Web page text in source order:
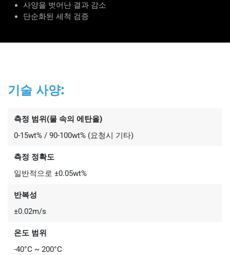
사양을 벗어난 결과 감소
단순화된 세척 검증
기술 사양:
측정 범위(물 속의 에탄올)
0-15wt% / 90-100wt% (요청시 기타)
측정 정확도
일반적으로 ±0.05wt%
반복성
±0.02m/s
온도 범위
-40°C ~ 200°C